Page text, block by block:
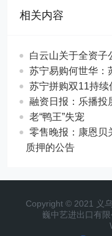
相关内容
白云山关于全资子
苏宁易购何世华：
苏宁拼购双11持
融资日报：乐播投
老“鸭王”失宠
零售晚报：康恩贝
质押的公告
Copyright © 2021 义
巍中艺进出口有限